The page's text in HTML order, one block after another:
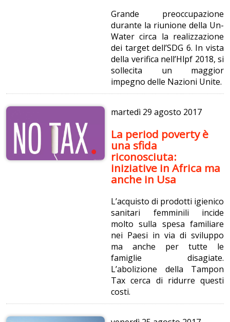
Grande preoccupazione
durante la riunione della Un-
Water circa la realizzazione
dei target dell’SDG 6. In vista
della verifica nell’Hlpf 2018, si
sollecita un maggior
impegno delle Nazioni Unite.
martedì 29 agosto 2017
La period poverty è
una sfida
riconosciuta:
iniziative in Africa ma
anche in Usa
L’acquisto di prodotti igienico
sanitari femminili incide
molto sulla spesa familiare
nei Paesi in via di sviluppo
ma anche per tutte le
famiglie disagiate.
L’abolizione della Tampon
Tax cerca di ridurre questi
costi.